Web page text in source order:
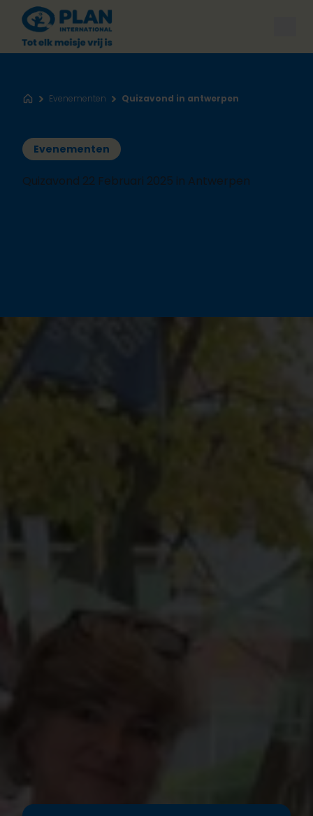
HomeEvenementen Quizavond in antwerpen
Evenementen
Quizavond 22 Februari 2025 in Antwerpen